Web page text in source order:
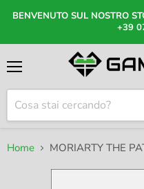
BENVENUTO SUL NOSTRO
+39
Home MORIARTY THE